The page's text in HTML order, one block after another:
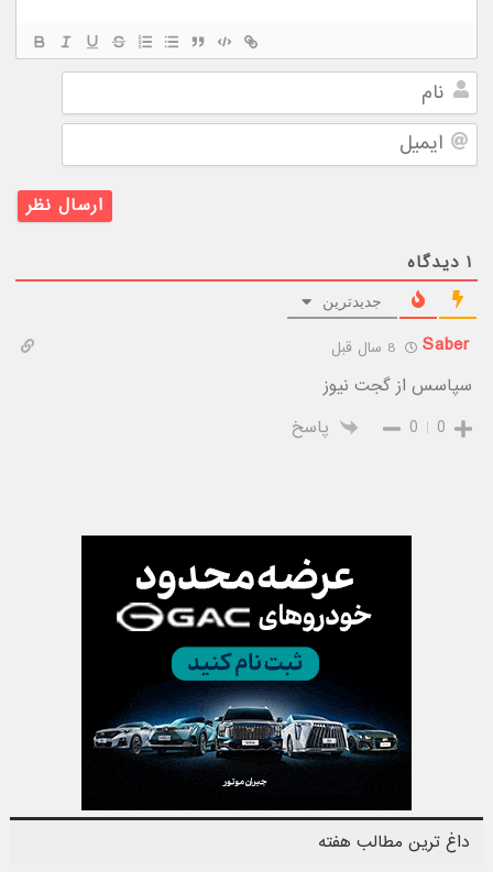
نام
ایمیل
۱ دیدگاه
جدیدترین
Saber
سپاسس از گجت نیوز
0
0 پاسخ
داغ ترین مطالب هفته